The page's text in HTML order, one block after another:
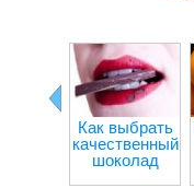
Как выбрать
качественный
шоколад